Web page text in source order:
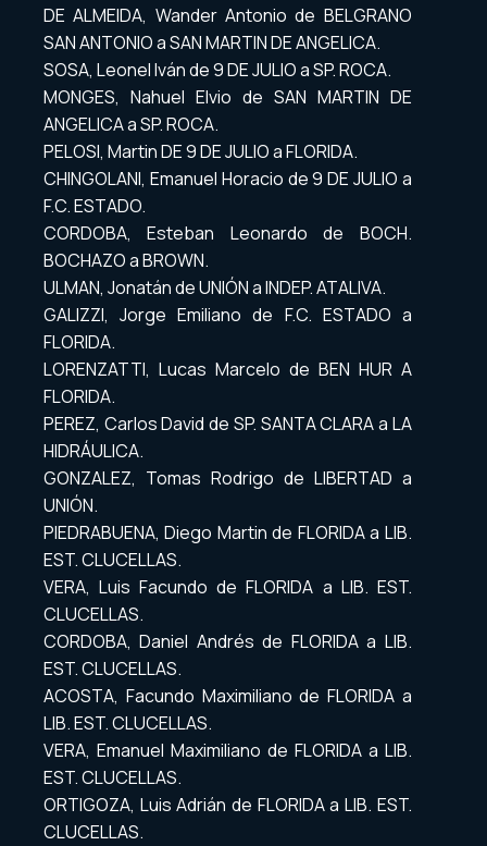
DE ALMEIDA, Wander Antonio de BELGRANO
SAN ANTONIO a SAN MARTIN DE ANGELICA.
SOSA, Leonel Iván de 9 DE JULIO a SP. ROCA.
MONGES, Nahuel Elvio de SAN MARTIN DE
ANGELICA a SP. ROCA.
PELOSI, Martin DE 9 DE JULIO a FLORIDA.
CHINGOLANI, Emanuel Horacio de 9 DE JULIO a
F.C. ESTADO.
CORDOBA, Esteban Leonardo de BOCH.
BOCHAZO a BROWN.
ULMAN, Jonatán de UNIÓN a INDEP. ATALIVA.
GALIZZI, Jorge Emiliano de F.C. ESTADO a
FLORIDA.
LORENZATTI, Lucas Marcelo de BEN HUR A
FLORIDA.
PEREZ, Carlos David de SP. SANTA CLARA a LA
HIDRÁULICA.
GONZALEZ, Tomas Rodrigo de LIBERTAD a
UNIÓN.
PIEDRABUENA, Diego Martin de FLORIDA a LIB.
EST. CLUCELLAS.
VERA, Luis Facundo de FLORIDA a LIB. EST.
CLUCELLAS.
CORDOBA, Daniel Andrés de FLORIDA a LIB.
EST. CLUCELLAS.
ACOSTA, Facundo Maximiliano de FLORIDA a
LIB. EST. CLUCELLAS.
VERA, Emanuel Maximiliano de FLORIDA a LIB.
EST. CLUCELLAS.
ORTIGOZA, Luis Adrián de FLORIDA a LIB. EST.
CLUCELLAS.